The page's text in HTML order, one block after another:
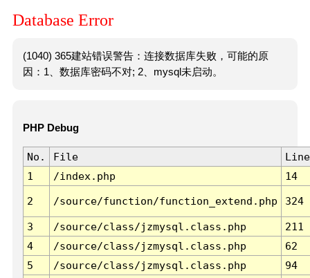
Database Error
(1040) 365建站错误警告：连接数据库失败，可能的原
因：1、数据库密码不对; 2、mysql未启动。
PHP Debug
No. File
Line
1
/index.php 14
2 /source/function/function_extend.php 324
3 /source/class/jzmysql.class.php
211
4
/source/class/jzmysql.class.php
62
5
/source/class/jzmysql.class.php
94